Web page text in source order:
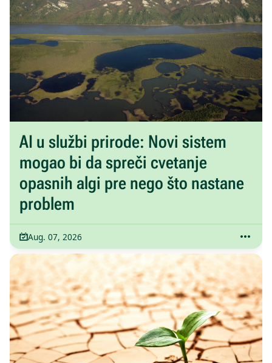
AI u službi prirode: Novi sistem
mogao bi da spreči cvetanje
opasnih algi pre nego što nastane
problem
Aug. 07, 2026